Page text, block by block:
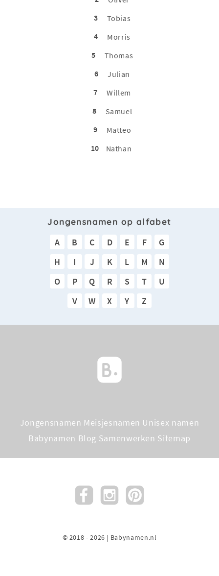
3
Tobias
4
Morris
5
Thomas
6
Julian
7
Willem
8
Samuel
9
Matteo
10
Nathan
Jongensnamen op alfabet
A B C D E F
G
H
I J K L M
N
O
P Q R S T
U
V
W X Y Z
Jongensnamen Meisjesnamen Unisex namen
Babynamen Blog Samenwerken Sitemap
© 2018 - 2026 | Babynamen.nl